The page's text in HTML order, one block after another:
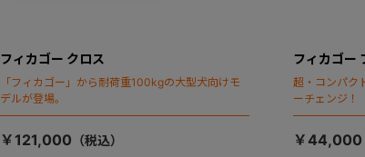
フィカゴー クロス
「フィカゴー」から耐荷重100kgの大型犬向けモ
デルが登場。
￥121,000
フィカゴー
超・コンパク
ーチェンジ！
￥44,000